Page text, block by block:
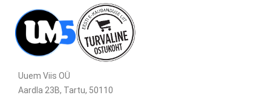
Uuem Viis OÜ
Aardla 23B, Tartu, 50110